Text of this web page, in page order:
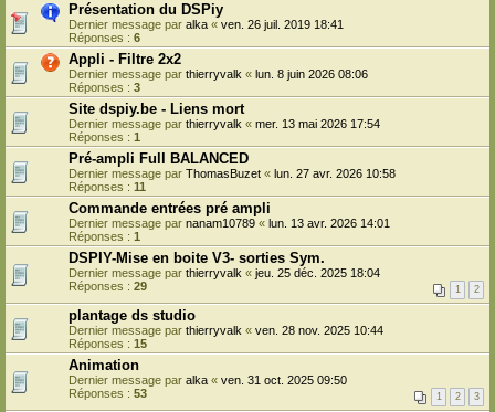
Présentation du DSPiy
Dernier message par alka « ven. 26 juil. 2019 18:41
Réponses : 6
Appli - Filtre 2x2
Dernier message par thierryvalk « lun. 8 juin 2026 08:06
Réponses : 3
Site dspiy.be - Liens mort
Dernier message par thierryvalk « mer. 13 mai 2026 17:54
Réponses : 1
Pré-ampli Full BALANCED
Dernier message par ThomasBuzet « lun. 27 avr. 2026 10:58
Réponses : 11
Commande entrées pré ampli
Dernier message par nanam10789 « lun. 13 avr. 2026 14:01
Réponses : 1
DSPIY-Mise en boite V3- sorties Sym.
Dernier message par thierryvalk « jeu. 25 déc. 2025 18:04
Réponses : 29 1 2
plantage ds studio
Dernier message par thierryvalk « ven. 28 nov. 2025 10:44
Réponses : 15
Animation
Dernier message par alka « ven. 31 oct. 2025 09:50
Réponses : 53 1 2 3